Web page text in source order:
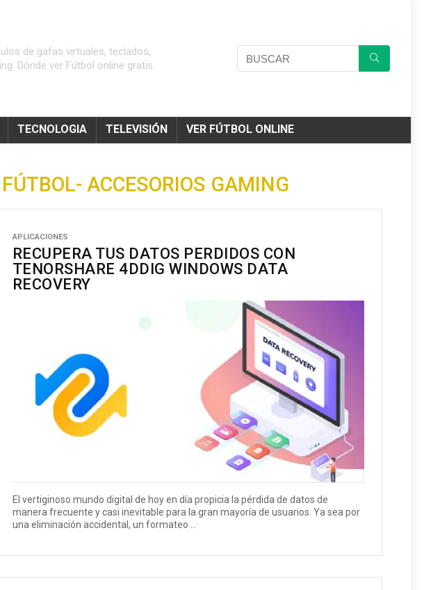
de gafas virtuales, teclados,
Dónde ver Fútbol online gratis.
TECNOLOGIA TELEVISIÓN VER FÚTBOL ONLINE
ACCESORIOS GAMING
APLICACIONES
RECUPERA TUS DATOS PERDIDOS CON
TENORSHARE 4DDIG WINDOWS DATA
RECOVERY
El vertiginoso mundo digital de hoy en día propicia la pérdida de datos de
manera frecuente y casi inevitable para la gran mayoría de usuarios. Ya sea por
una eliminación accidental, un formateo ...